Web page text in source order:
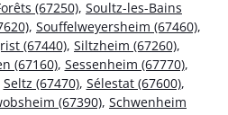
(67250), Soultz-les-Bains
, Souffelweyersheim (67460),
(67440), Siltzheim (67260),
(67160), Sessenheim (67770),
Seltz (67470), Sélestat (67600),
(67390), Schwenheim